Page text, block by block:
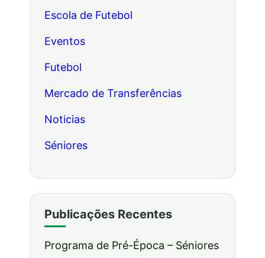
Escola de Futebol
Eventos
Futebol
Mercado de Transferências
Noticias
Séniores
Publicações Recentes
Programa de Pré-Época – Séniores